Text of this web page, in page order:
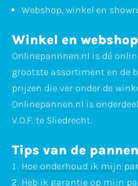
Webshop, winkel en
Winkel en webshop
Onlinepannnen.nl is dé
grootste assortiment en de
prijzen die ver onder de
Onlinepannen.nl is
V.O.F. te Sliedrecht.
Tips van de
Hoe onderhoud ik mijn
Heb ik garantie op mijn